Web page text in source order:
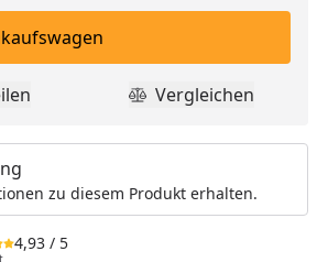
den Einkaufswagen legen
Produkt
Vergleichen
zu diesem Produkt erhalten.
4,93 / 5